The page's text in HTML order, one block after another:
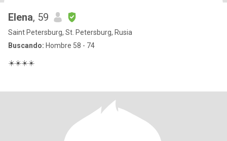
Elena, 59
Saint Petersburg, St. Petersburg, Rusia
Buscando: Hombre 58 - 74
☀️☀️☀️☀️